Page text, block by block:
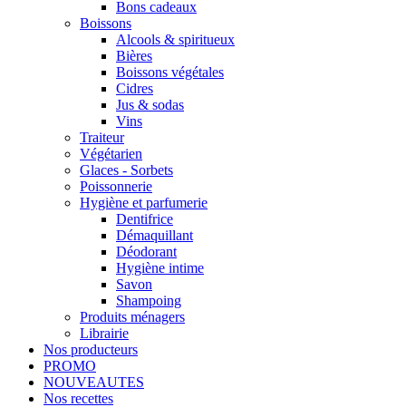
Bons cadeaux
Boissons
Alcools & spiritueux
Bières
Boissons végétales
Cidres
Jus & sodas
Vins
Traiteur
Végétarien
Glaces - Sorbets
Poissonnerie
Hygiène et parfumerie
Dentifrice
Démaquillant
Déodorant
Hygiène intime
Savon
Shampoing
Produits ménagers
Librairie
Nos producteurs
PROMO
NOUVEAUTES
Nos recettes